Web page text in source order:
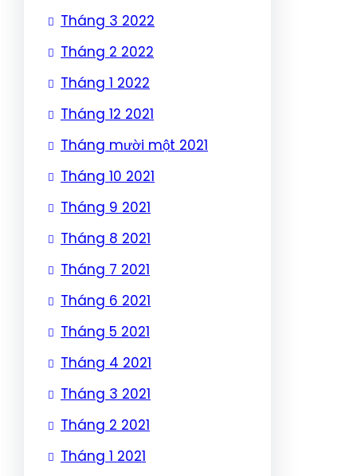
Tháng 3 2022
Tháng 2 2022
Tháng 1 2022
Tháng 12 2021
Tháng mười một 2021
Tháng 10 2021
Tháng 9 2021
Tháng 8 2021
Tháng 7 2021
Tháng 6 2021
Tháng 5 2021
Tháng 4 2021
Tháng 3 2021
Tháng 2 2021
Tháng 1 2021